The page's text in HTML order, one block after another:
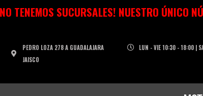
TENEMOS SUCURSALES! NUESTRO ÚNICO
PEDRO LOZA 278 A GUADALAJARA
JAISCO
LUN - VIE 10:30 - 18:00 |